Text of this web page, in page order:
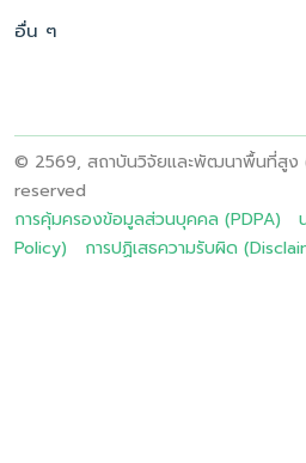
อื่น ๆ
© 2569, สถาบันวิจัยและพัฒนาพื้นที่สูง
reserved
การคุ้มครองข้อมูลส่วนบุคคล (PDPA)
Policy)
การปฏิเสธความรับผิด